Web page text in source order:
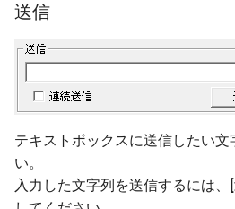
送信
テキストボックスに送信したい文
い。
入力した文字列を送信するには、